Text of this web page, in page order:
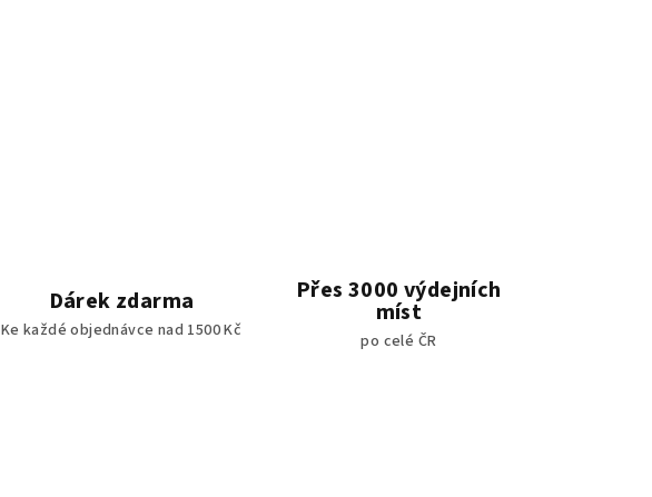
Dárek zdarma
Ke každé objednávce nad 1500 Kč
Přes 3000 výdejních
míst
po celé ČR